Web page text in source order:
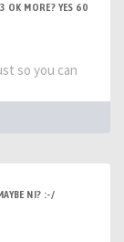
OK MORE? YES 60
so you can
NI? :-/